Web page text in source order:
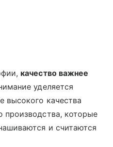
качество важнее
уделяется
высокого качества
производства, которые
и считаются